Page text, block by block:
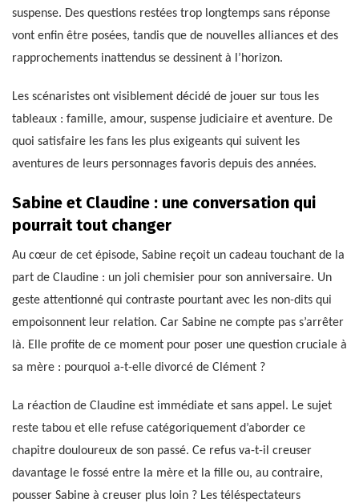
suspense. Des questions restées trop longtemps sans réponse
vont enfin être posées, tandis que de nouvelles alliances et des
rapprochements inattendus se dessinent à l’horizon.
Les scénaristes ont visiblement décidé de jouer sur tous les
tableaux : famille, amour, suspense judiciaire et aventure. De
quoi satisfaire les fans les plus exigeants qui suivent les
aventures de leurs personnages favoris depuis des années.
Sabine et Claudine : une conversation qui
pourrait tout changer
Au cœur de cet épisode, Sabine reçoit un cadeau touchant de la
part de Claudine : un joli chemisier pour son anniversaire. Un
geste attentionné qui contraste pourtant avec les non-dits qui
empoisonnent leur relation. Car Sabine ne compte pas s’arrêter
là. Elle profite de ce moment pour poser une question cruciale à
sa mère : pourquoi a-t-elle divorcé de Clément ?
La réaction de Claudine est immédiate et sans appel. Le sujet
reste tabou et elle refuse catégoriquement d’aborder ce
chapitre douloureux de son passé. Ce refus va-t-il creuser
davantage le fossé entre la mère et la fille ou, au contraire,
pousser Sabine à creuser plus loin ? Les téléspectateurs